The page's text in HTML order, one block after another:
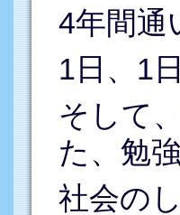
4年間通
1日、1
そして
た、勉
社会の